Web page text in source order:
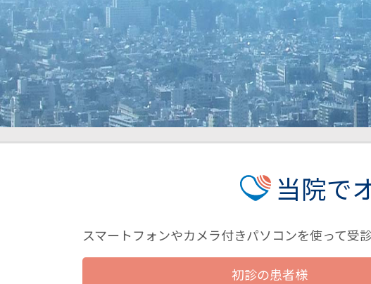
当院で
スマートフォンやカメラ付きパソコンを使って受
初診の患者様